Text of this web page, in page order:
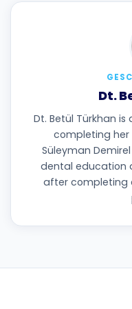
Dt.
Dt. Betül Türkhan
completing
Süleyman
dental education
after completing